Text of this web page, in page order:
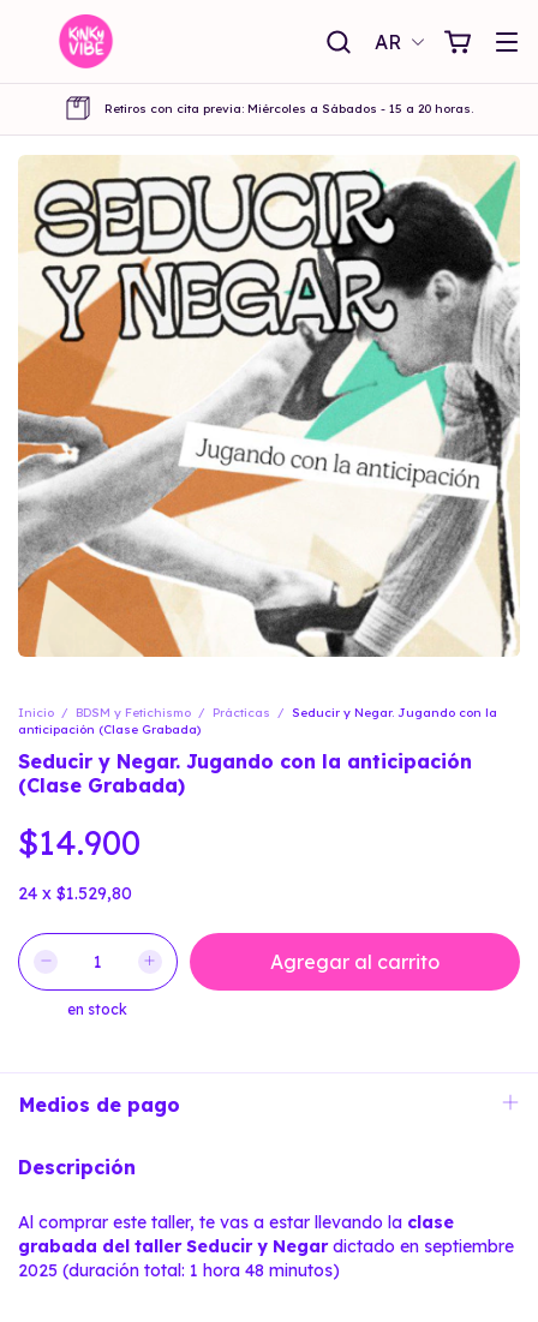
AR
Retiros con cita previa: Miércoles a Sábados - 15 a 20 horas.
Inicio / BDSM y Fetichismo / Prácticas / Seducir y Negar. Jugando con la
anticipación (Clase Grabada)
Seducir y Negar. Jugando con la anticipación
(Clase Grabada)
$14.900
24 x $1.529,80
en stock
Medios de pago
Descripción
Al comprar este taller, te vas a estar llevando la clase
grabada del taller Seducir y Negardictado en septiembre
2025 (duración total: 1 hora 48 minutos)